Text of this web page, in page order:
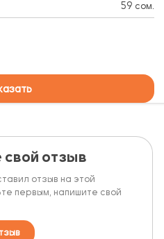
59 сом.
отзыв
отзыв на этой
первым, напишите свой